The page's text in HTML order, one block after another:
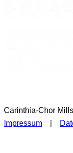
Carinthia-Chor
Impressum